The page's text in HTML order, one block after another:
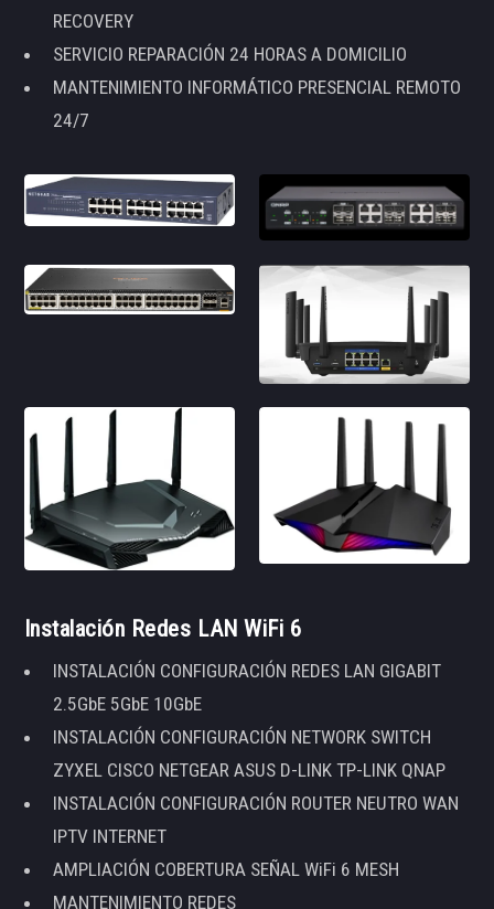
RECOVERY
SERVICIO REPARACIÓN 24 HORAS A DOMICILIO
MANTENIMIENTO INFORMÁTICO PRESENCIAL REMOTO
24/7
Instalación Redes LAN WiFi 6
INSTALACIÓN CONFIGURACIÓN REDES LAN GIGABIT
2.5GbE 5GbE 10GbE
INSTALACIÓN CONFIGURACIÓN NETWORK SWITCH
ZYXEL CISCO NETGEAR ASUS D-LINK TP-LINK QNAP
INSTALACIÓN CONFIGURACIÓN ROUTER NEUTRO WAN
IPTV INTERNET
AMPLIACIÓN COBERTURA SEÑAL WiFi 6 MESH
MANTENIMIENTO REDES